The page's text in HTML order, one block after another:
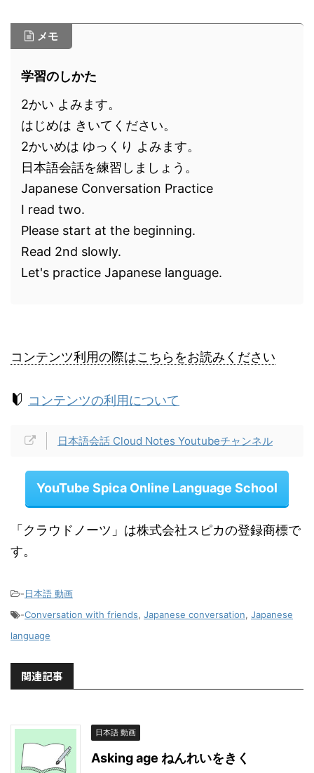
メモ
学習のしかた
2かい よみます。
はじめは きいてください。
2かいめは ゆっくり よみます。
日本語会話を練習しましょう。
Japanese Conversation Practice
I read two.
Please start at the beginning.
Read 2nd slowly.
Let's practice Japanese language.
コンテンツ利用の際はこちらをお読みください
コンテンツの利用について
日本語会話 Cloud Notes Youtubeチャンネル
YouTube Spica Online Language School
「クラウドノーツ」は株式会社スピカの登録商標で
す。
-日本語 動画
-Conversation with friends, Japanese conversation, Japanese
language
関連記事
日本語 動画
Asking age ねんれいをきく